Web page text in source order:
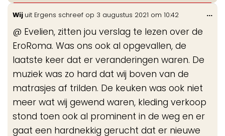
Wij uit Ergens schreef op 3 augustus 2021 om 10:42
@ Evelien, zitten jou verslag te lezen over de
EroRoma. Was ons ook al opgevallen, de
laatste keer dat er veranderingen waren. De
muziek was zo hard dat wij boven van de
matrasjes af trilden. De keuken was ook niet
meer wat wij gewend waren, kleding verkoop
stond toen ook al prominent in de weg en er
gaat een hardnekkig gerucht dat er nieuwe
...